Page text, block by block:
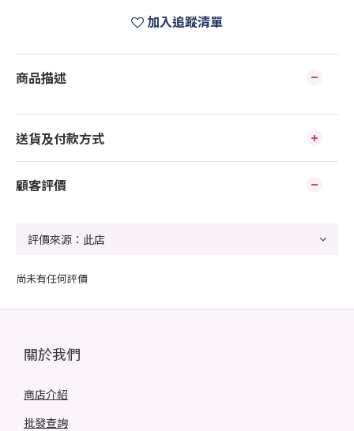
加入追蹤清單
商品描述
送貨及付款方式
顧客評價
尚未有任何評價
關於我們
商店介紹
批發查詢